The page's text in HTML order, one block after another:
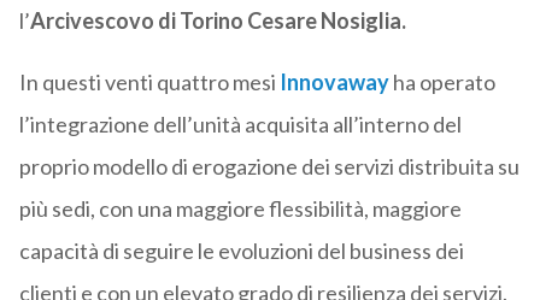
l’Arcivescovo di Torino Cesare Nosiglia.
In questi venti quattro mesi Innovawayha operato
l’integrazione dell’unità acquisita all’interno del
proprio modello di erogazione dei servizi distribuita su
più sedi, con una maggiore flessibilità, maggiore
capacità di seguire le evoluzioni del business dei
clienti e con un elevato grado di resilienza dei servizi.